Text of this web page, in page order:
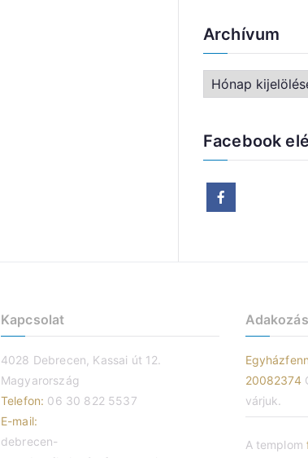
Archívum
hFacebook
Kapcsolat
4028 Debrecen, Kassai út 12.
Magyarország
Telefon: 06 30 822 5537
E-mail:
debrecen-
20082374
várjuk.
A templom